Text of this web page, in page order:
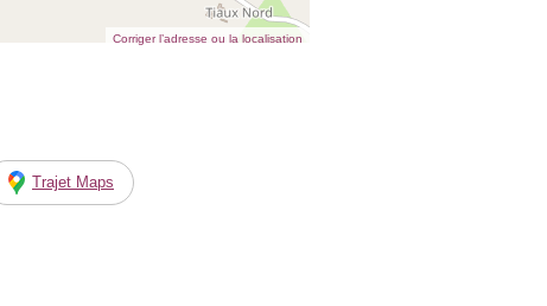
Corriger l’adresse ou la localisation
Trajet Maps